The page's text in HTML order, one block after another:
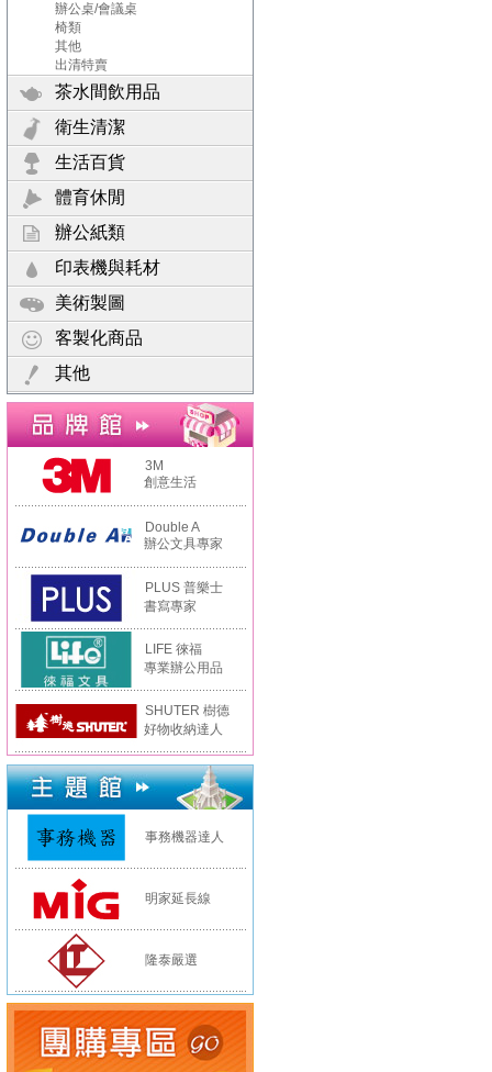
辦公桌/會議桌
椅類
其他
出清特賣
茶水間飲用品
衛生清潔
生活百貨
體育休閒
辦公紙類
印表機與耗材
美術製圖
客製化商品
其他
3M
創意生活
Double A
辦公文具專家
PLUS 普樂士
書寫專家
LIFE 徠福
專業辦公用品
SHUTER 樹德
好物收納達人
事務機器達人
明家延長線
隆泰嚴選